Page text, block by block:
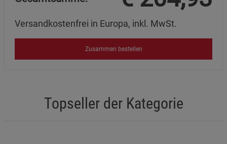
Versandkostenfrei in Europa, inkl. MwSt.
Zusammen bestellen
Topseller der Kategorie